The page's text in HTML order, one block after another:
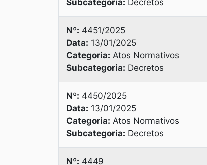
Subcategoria: Decretos
Nº: 4451/2025
Data: 13/01/2025
Categoria: Atos Normativos
Subcategoria: Decretos
Nº: 4450/2025
Data: 13/01/2025
Categoria: Atos Normativos
Subcategoria: Decretos
Nº: 4449